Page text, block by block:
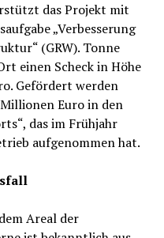
das Projekt mit
„Verbesserung
(GRW). Tonne
einen Scheck in Höhe
Gefördert werden
Euro in den
das im Frühjahr
aufgenommen hat.
Areal der